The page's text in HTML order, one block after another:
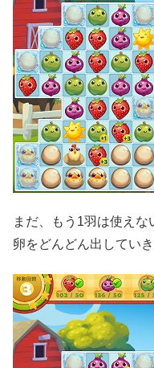
まだ、もう1羽は使え
卵をどんどん出していき